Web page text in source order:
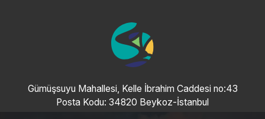
Gümüşsuyu Mahallesi, Kelle İbrahim Caddesi no:43
Posta Kodu: 34820 Beykoz-İstanbul